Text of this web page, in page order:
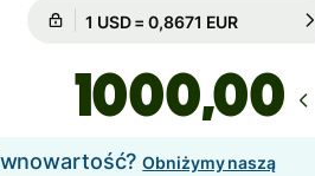
Gwarantowany przez 10h
,00
Obniżymy naszą